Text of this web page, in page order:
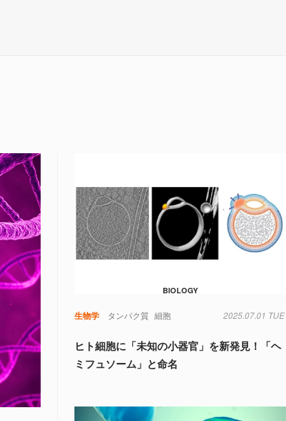
BIOLOGY
生物学 タンパク質 細胞 2025.07.01 TUE
ヒト細胞に「未知の小器官」を新発見！「ヘ
ミフュソーム」と命名